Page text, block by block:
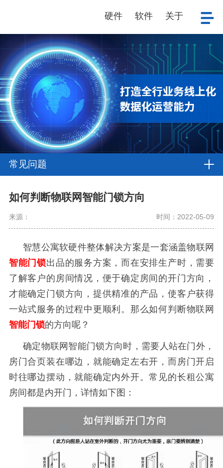
硬件 软件 关于
常见问题
如何判断物联网智能门锁方向
来源： 时间：2022-05-09
智慧公寓软硬件整体解决方案是一套涵盖物联网
智能门锁出品的服务方案，而在安排生产时，需要
了解客户的房间情况，便于确定房间的开门方向，
才能确定门锁方向，提供精准的产品，使客户获得
一站式服务的过程中更顺利。那么如何判断物联网
智能门锁的方向呢？
确定物联网智能门锁方向时，需要人站在门外，
房门合页装在哪边，就能确定左右开，而房门开启
时往哪边摆动，就能确定内外开。常见的长租公寓
房间都是内开门，详情如下图：